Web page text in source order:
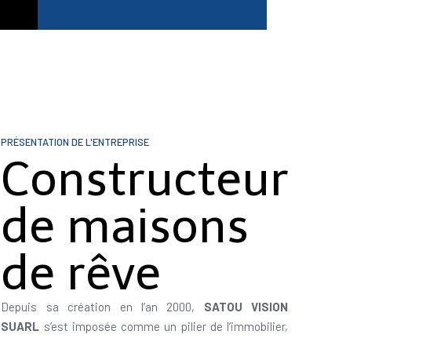
PRÉSENTATION DE L'ENTREPRISE
Constructeur
de maisons
de rêve
Depuis sa création en l’an 2000, SATOU VISION
SUARL s’est imposée comme un pilier de l’immobilier,